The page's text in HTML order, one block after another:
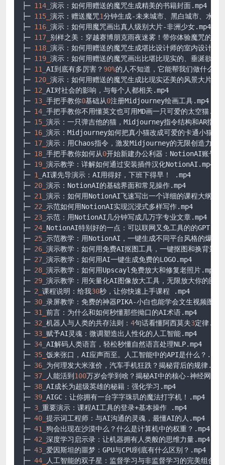
├─ 114_ 演示：如何用赠送的魔咒生成精美的书籍封面.mp4
├─ 115_ 演示：赠送魔咒1分钟生成-未来城市、黑白城市、水下
├─ 116_ 演示：如何用魔咒画出真人级别大片-非洲少女.mp4
├─ 117_ 别样之美：穿越赛博朋克雨夜迷雾！带你体验魔咒的力
├─ 118_ 演示：如何用赠送的魔咒生成堪比设计师的室内设计图
├─ 119_ 演示：如何用赠送的魔咒画出比堪比现实的、垂涎欲滴
├─ 11_ AI到底有多厉害？ 90%的人不知道，它能帮我们做什么
├─ 120_ 演示：如何用赠送的魔咒生成比现实还美的风景大片
├─ 12_ AI对社会的影响，与每个人都相关.mp4
├─ 13_ 手把手教你0基础从0注册Midjourney绘画工具.mp4
├─ 14_ 手把手教你不用懂英文也可用MD画一只可爱的太空猫.mp4
├─ 15_ 演示：一只弹吉他的猫，Midjourney指令结构和AR指
├─ 16_ 演示：Midjourney如何把真小猫改成可爱的卡通小猫？
├─ 17_ 演示：用Chaos指令，激发Midjourney的无限创造力
├─ 18_ 手把手教你如何从0开始新建办公利器：NotionAI账号
├─ 19_ 演示教学：详解如何通过安装插件汉化NotionAI.mp4
├─ 1_ AI课先导演示：AI用得好，下班下得早！ .mp4
├─ 20_ 演示：NotionAI的基础界面和常见操作.mp4
├─ 21_ 演示：如何用NotionAI飞速写出一个详细的课程大纲
├─ 22_ 示范如何用NotionAI实现沉浸式多样写作.mp4
├─ 23_ 示范：用NotionAI几分钟写成几万字专业文章.mp4
├─ 24_ NotionAI特别好的一点：可以联网又免工具的的
├─ 25_ 示范教学：用NotionAI，一键生成不同平台风格的爆款
├─ 26_ 演示教学：如何用免费AI抠图工具，一键抠图和换背景
├─ 27_ 演示教学：如何用AI一键生成免费的LOGO.mp4
├─ 28_ 演示教学：如何用Upscayl免费放大和修复老照片.mp4
├─ 29_ 演示教学：用矢量化AI图像放大工具，无限放大你的图片
├─ 2_ 课程说明：给我30秒，让你快速上手课程 .mp4
├─ 30_ 录屏教学：免费的神器PIKA-小白也能学会文生视频图生
├─ 31_ 前言：为什么和如何秒懂那些拗口的AI术语.mp4
├─ 32_ 机器人与人类的共存法则： 4句话看懂阿西莫夫3定律.mp4
├─ 33_ 赋予AI灵魂：微调塑造出人性化的人工智能.mp4
├─ 34_ AI解码人类语言，轻松秒懂自然语言处理NLP.mp4
├─ 35_ 饭来张口，AI应声而至。人工智能中的API是什么？.mp4
├─ 36_ 为何理发大米涨价，汽车手机狂跌？揭秘背后的规律.mp4
├─ 37_ 人能活到 100万岁会学到啥？揭秘AI中的核心-神经网络
├─ 38_ AI成长为超级英雄的秘籍：强化学习.mp4
├─ 39_ AIGC：让你拥有一台字字珠玑的魔法打字机！.mp4
├─ 3_ 重要演示：课程AI工具的登录+基本操作 .mp4
├─ 40_ 提示词工程师：与AI沟通的灵魂，最懂AI的人.mp4
├─ 41_ 狗会出现在沙漠中么？什么是计算机中的权重？.mp4
├─ 42_ 深度学习启示录：让机器拥有人类般的思维力量.mp4
├─ 43_ 爱因斯坦的噩梦：GPU与CPU到底有什么区别？.mp4
├─ 44_ 人工智能的双子星：监督学习与非监督学习的完美组合